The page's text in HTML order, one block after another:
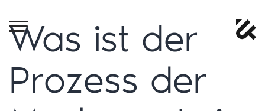
Was ist der
Prozess der